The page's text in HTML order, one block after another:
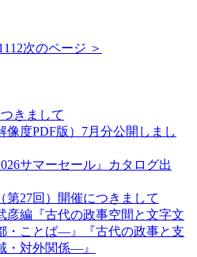
12次のページ ＞
きまして
像度PDF版）7月分公開しまし
サマーセール』カタログ出
第27回）開催につきまして
編『古代の政事空間と文字文
・ことば—』『古代の政事と支
・対外関係—』